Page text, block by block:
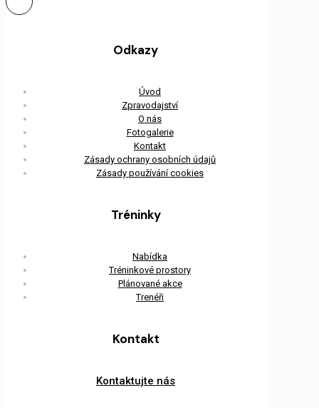
Odkazy
Úvod
Zpravodajství
O nás
Fotogalerie
Kontakt
Zásady ochrany osobních údajů
Zásady používání cookies
Tréninky
Nabídka
Tréninkové prostory
Plánované akce
Trenéři
Kontakt
Kontaktujte nás